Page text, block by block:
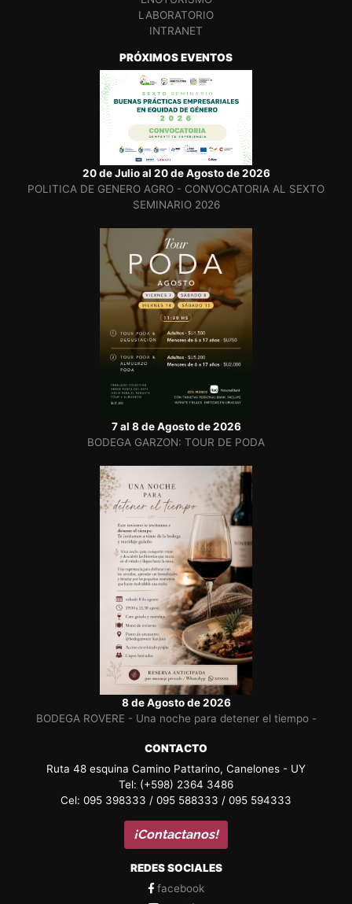
LABORATORIO
INTRANET
PRÓXIMOS EVENTOS
20 de Julio al 20 de Agosto de 2026
POLITICA DE GENERO AGRO - CONVOCATORIA AL SEXTO
SEMINARIO 2026
7 al 8 de Agosto de 2026
BODEGA GARZON: TOUR DE PODA
8 de Agosto de 2026
BODEGA ROVERE - Una noche para detener el tiempo -
CONTACTO
Ruta 48 esquina Camino Pattarino, Canelones - UY
Tel: (+598) 2364 3486
Cel: 095 398333 / 095 588333 / 095 594333
¡Contactanos!
REDES SOCIALES
facebook